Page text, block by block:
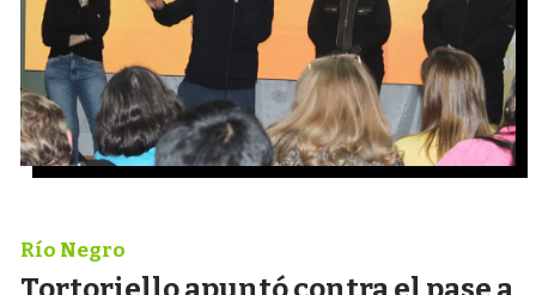
Tortoriello apuntó contra el pase a
Río Negro